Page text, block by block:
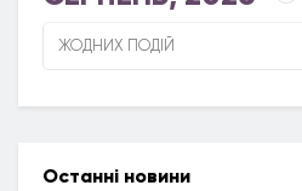
ЖОДНИХ ПОДІЙ
Останні новини